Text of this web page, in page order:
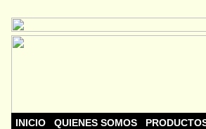
INICIO QUIENES SOMOS